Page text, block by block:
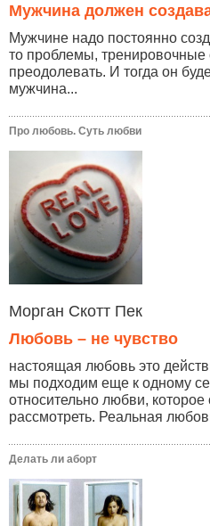
Мужчина должен
Мужчине надо постоянно
то проблемы, тренировочные
преодолевать. И тогда он
мужчина...
Про любовь. Суть любви
Морган Скотт Пек
Любовь – не чувство
настоящая любовь это
мы подходим еще к одному
относительно любви, которое
рассмотреть. Реальная
Делать ли аборт